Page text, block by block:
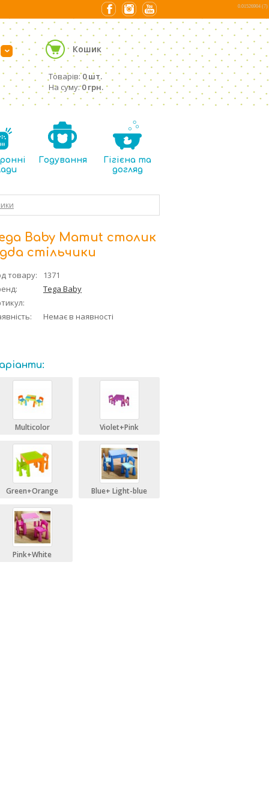
› Кошик
Товарів:0 шт.
На суму:0 грн.
Годування
Гігієна та
догляд
Baby Mamut столик
дdа стільчики
товару:
1371
Tega Baby
Немає в наявності
Multicolor Violet+Pink
Green+Orange Blue+ Light-blue
Pink+White
0.01526904 (7)